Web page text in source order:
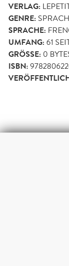
VERLAG:
GENRE:
SPRACHE:
UMFANG:61
GRÖSSE: 0
ISBN: